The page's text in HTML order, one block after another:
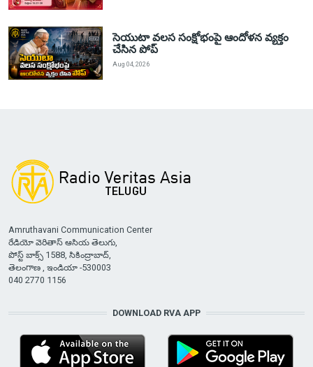
సెయుటా వలస సంక్షోభంపై ఆందోళన వ్యక్తం
చేసిన పోప్
Aug 04, 2026
Amruthavani Communication Center
రేడియో వెరితాస్ ఆసియ తెలుగు,
పోస్ట్ బాక్స్ 1588, సికింద్రాబాద్,
తెలంగాణ , ఇండియా -530003
040 2770 1156
DOWNLOAD RVA APP